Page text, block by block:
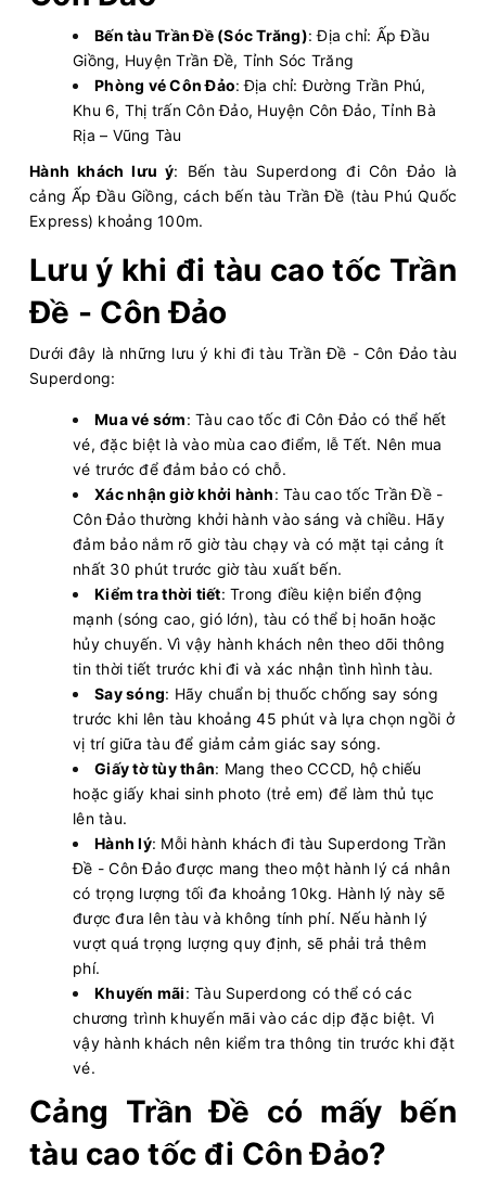
Nam Du - Rạch Giá
CÔN ĐẢO EXPRESS 36
Côn Đảo - Sóc Trăng (Trần Đề)
10/08/2026
11:30 - 408k
Còn:
Superdong XI
Hà Tiên - Phú Quốc
10/08/2026
11:30 - 256k
Còn:
Chọn mua
PHÚ QUỐC EXPRESS 9
Hà Tiên - Phú Quốc
10/08/2026
11:45 - 216k
Chọn mua
PHÚ QUỐC EXPRESS 7
Superdong II
Nam Du - Rạch Giá
10/08/2026
Còn:20
Greenlines DP 88
Bến Bạch Đằng - Vũng Tàu
10/08/2026
12:00 - 320k
Chọn mua
12:00 - 320k
Chọn mua
Superdong X
Hòn Sơn - Rạch Giá
12:00 - 187k
PHÚ QUỐC EXPRESS 18
Rạch Giá - Phú Quốc
10/08/2026
12:10 - 315k
Còn:20
Chọn mua
PHÚ QUỐC EXPRESS 5
Lý Sơn - Sa Kỳ
10/08/2026
12:15 - 182k
Chọn mua
PHÚ QUỐC EXPRESS 27
Sa Kỳ - Lý Sơn
10/08/2026
12:30 - 182k
Còn:
Chọn mua
Superdong ConDao II
Côn Đảo - Sóc Trăng (Trần Đề)
10/08/2026
12:30 - 393k
Còn:
Chọn mua
Superdong VI
Hòn Sơn - Rạch Giá
10/08/2026
12:45 - 187k
Hết vé
Tuan Chau Express III
Cô Tô - Vân Đồn (Ao Tiên)
13:00 - 350k
Chọn mua
PHÚ QUỐC EXPRESS 8
Rạch Giá - Phú Quốc
10/08/2026
13:00 - 315k
Còn:
Chọn mua
Superdong II
Hòn Sơn - Rạch Giá
10/08/2026
Còn:
Superdong VII
Rạch Giá - Phú Quốc
10/08/2026
13:10 - 354k
Còn:
Superdong V
Hà Tiên - Phú Quốc
13:15 - 256k
PHÚ QUỐC EXPRESS 6
Phú Quốc - Rạch Giá
13:20 - 315k
Bến tàu Trần Đề (Sóc Trăng): Địa chỉ: Ấp Đầu
Giồng, Huyện Trần Đề, Tỉnh Sóc Trăng
Phòng vé Côn Đảo: Địa chỉ: Đường Trần Phú,
Khu 6, Thị trấn Côn Đảo, Huyện Côn Đảo, Tỉnh Bà
Rịa – Vũng Tàu
Hành khách lưu ý: Bến tàu Superdong đi Côn Đảo là
cảng Ấp Đầu Giồng, cách bến tàu Trần Đề (tàu Phú Quốc
Express) khoảng 100m.
Lưu ý khi đi tàu cao tốc Trần
Đề - Côn Đảo
Dưới đây là những lưu ý khi đi tàu Trần Đề - Côn Đảo tàu
Superdong:
Mua vé sớm: Tàu cao tốc đi Côn Đảo có thể hết
vé, đặc biệt là vào mùa cao điểm, lễ Tết. Nên mua
vé trước để đảm bảo có chỗ.
Xác nhận giờ khởi hành: Tàu cao tốc Trần Đề -
Côn Đảo thường khởi hành vào sáng và chiều. Hãy
đảm bảo nắm rõ giờ tàu chạy và có mặt tại cảng ít
nhất 30 phút trước giờ tàu xuất bến.
Kiểm tra thời tiết: Trong điều kiện biển động
mạnh (sóng cao, gió lớn), tàu có thể bị hoãn hoặc
hủy chuyến. Vì vậy hành khách nên theo dõi thông
tin thời tiết trước khi đi và xác nhận tình hình tàu.
Say sóng: Hãy chuẩn bị thuốc chống say sóng
trước khi lên tàu khoảng 45 phút và lựa chọn ngồi ở
vị trí giữa tàu để giảm cảm giác say sóng.
Giấy tờ tùy thân: Mang theo CCCD, hộ chiếu
hoặc giấy khai sinh photo (trẻ em) để làm thủ tục
lên tàu.
Hành lý: Mỗi hành khách đi tàu Superdong Trần
Đề - Côn Đảo được mang theo một hành lý cá nhân
có trọng lượng tối đa khoảng 10kg. Hành lý này sẽ
được đưa lên tàu và không tính phí. Nếu hành lý
vượt quá trọng lượng quy định, sẽ phải trả thêm
phí.
Khuyến mãi: Tàu Superdong có thể có các
chương trình khuyến mãi vào các dịp đặc biệt. Vì
vậy hành khách nên kiểm tra thông tin trước khi đặt
vé.
Cảng Trần Đề có mấy bến
tàu cao tốc đi Côn Đảo?